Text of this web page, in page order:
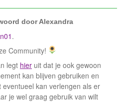
doorAlexandra
.
Community!
legt hier uit dat je ook gewoon
kan blijven gebruiken en
eventueel kan verlengen als er
je wel graag gebruik van wilt